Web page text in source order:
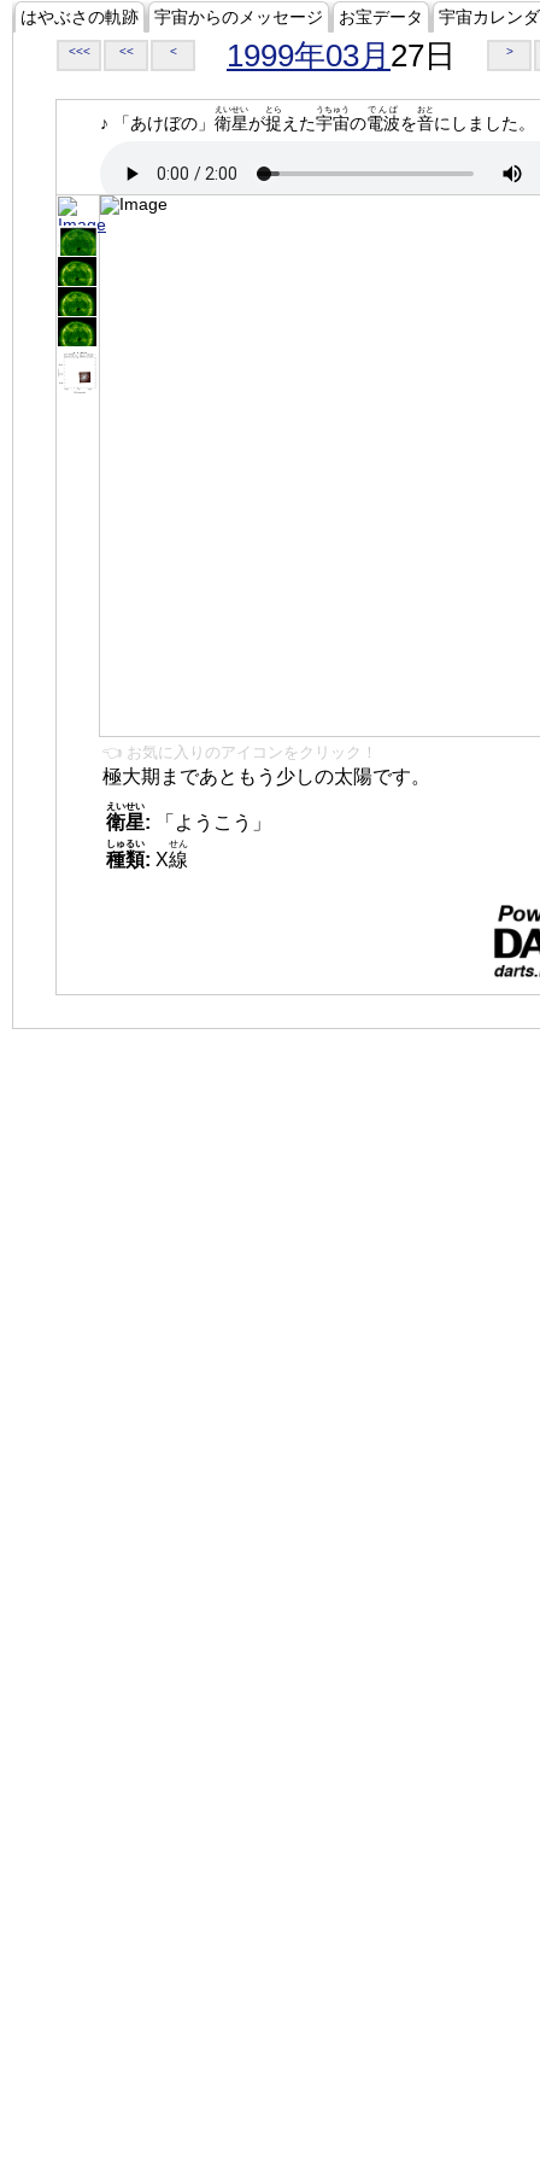
はやぶさの軌跡 宇宙からのメッセージ お宝データ 宇宙カレン
<<< << < 1999年03月 27日 >
♪ 「あけぼの」 衛星
えいせい
が捉
とら
えた宇宙
うちゅう
の電波
でんぱ
を音
おと
にしました。
👈 お気に入りのアイコンをクリック！
極大期まであともう少しの太陽です。
衛星
えいせい
:
「ようこう」
種類
しゅるい
: X線
せん